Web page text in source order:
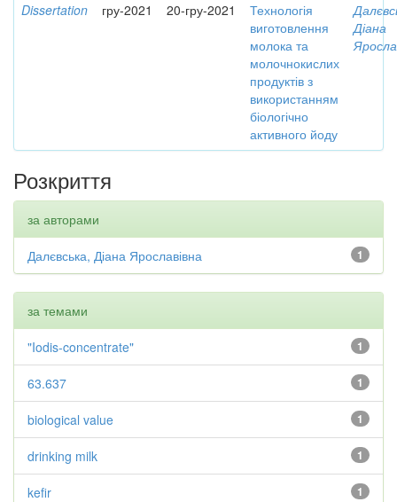
Dissertation гру-2021 20-гру-2021
Технологія
виготовлення
молока та
молочнокислих
продуктів з
використанням
біологічно
активного йоду
Діана
Розкриття
за авторами
1
Далєвська, Діана Ярославівна
за темами
1
"Iodis-concentrate"
1
63.637
1
biological value
1
drinking milk
1
kefir